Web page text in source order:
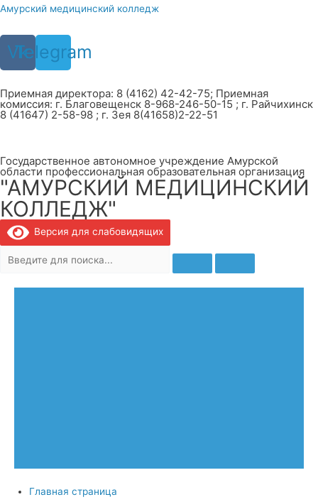
Перейти
содержимому
Амурский медицинский колледж
Vk
Telegram
Приемная директора: 8 (4162) 42-42-75; Приемная
комиссия: г. Благовещенск 8-968-246-50-15 ; г. Райчихинск
8 (41647) 2-58-98 ; г. Зея 8(41658)2-22-51
Государственное автономное учреждение Амурской
области профессиональная образовательная организация
"АМУРСКИЙ МЕДИЦИНСКИЙ
КОЛЛЕДЖ"
Версия для слабовидящих
Главная страница